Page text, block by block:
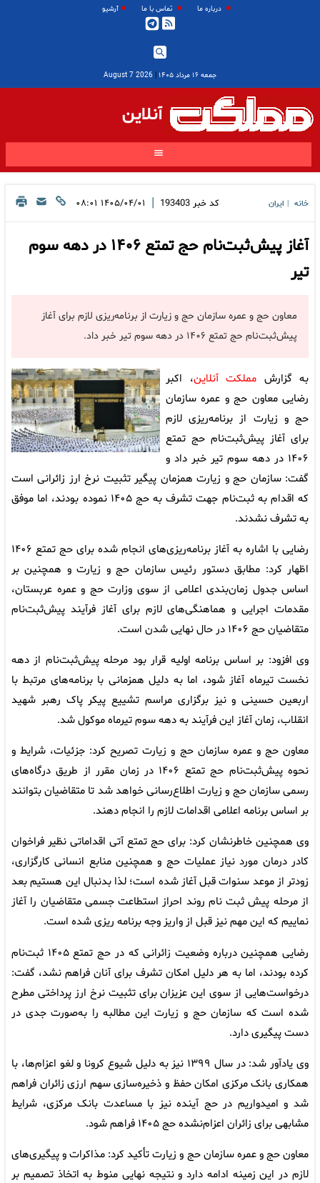
درباره ما تماس با ما آرشیو
جمعه ۱۶ مرداد ۱۴۰۵ |
2026 August 7
آنلاین
خانه ایران کد خبر 193403
| ۱۴۰۵/۰۴/۰۱ ۰۸:۰۱
آغاز پیش‌ثبت‌نام حج تمتع ۱۴۰۶ در دهه سوم
تیر
معاون حج و عمره سازمان حج و زیارت از برنامه‌ریزی لازم برای آغاز
پیش‌ثبت‌نام حج تمتع ۱۴۰۶ در دهه سوم تیر خبر داد.
به گزارش مملکت آنلاین، اکبر
رضایی معاون حج و عمره سازمان
حج و زیارت از برنامه‌ریزی لازم
برای آغاز پیش‌ثبت‌نام حج تمتع
۱۴۰۶ در دهه سوم تیر خبر داد و
گفت: سازمان حج و زیارت همزمان پیگیر تثبیت نرخ ارز زائرانی است
که اقدام به ثبت‌نام جهت تشرف به حج ۱۴۰۵ نموده بودند، اما موفق
به تشرف نشدند.
رضایی با اشاره به آغاز برنامه‌ریزی‌های انجام شده برای حج تمتع ۱۴۰۶
اظهار کرد: مطابق دستور رئیس سازمان حج و زیارت و همچنین بر
اساس جدول زمان‌بندی اعلامی از سوی وزارت حج و عمره عربستان،
مقدمات اجرایی و هماهنگی‌های لازم برای آغاز فرآیند پیش‌ثبت‌نام
متقاضیان حج ۱۴۰۶ در حال نهایی شدن است.
وی افزود: بر اساس برنامه اولیه قرار بود مرحله پیش‌ثبت‌نام از دهه
نخست تیرماه آغاز شود، اما به دلیل همزمانی با برنامه‌های مرتبط با
اربعین حسینی و نیز برگزاری مراسم تشییع پیکر پاک رهبر شهید
انقلاب، زمان آغاز این فرآیند به دهه سوم تیرماه موکول شد.
معاون حج و عمره سازمان حج و زیارت تصریح کرد: جزئیات، شرایط و
نحوه پیش‌ثبت‌نام حج تمتع ۱۴۰۶ در زمان مقرر از طریق درگاه‌های
رسمی سازمان حج و زیارت اطلاع‌رسانی خواهد شد تا متقاضیان بتوانند
بر اساس برنامه اعلامی اقدامات لازم را انجام دهند.
وی همچنین خاطرنشان کرد: برای حج تمتع آتی اقداماتی نظیر فراخوان
کادر درمان مورد نیاز عملیات حج و همچنین منابع انسانی کارگزاری،
زودتر از موعد سنوات قبل آغاز شده است؛ لذا بدنبال این هستیم بعد
از مرحله پیش ثبت نام روند احراز استطاعت جسمی متقاضیان را آغاز
نماییم که این مهم نیز قبل از واریز وجه برنامه ریزی شده است.
رضایی همچنین درباره وضعیت زائرانی که در حج تمتع ۱۴۰۵ ثبت‌نام
کرده بودند، اما به هر دلیل امکان تشرف برای آنان فراهم نشد، گفت:
درخواست‌هایی از سوی این عزیزان برای تثبیت نرخ ارز پرداختی مطرح
شده است که سازمان حج و زیارت این مطالبه را به‌صورت جدی در
دست پیگیری دارد.
وی یادآور شد: در سال ۱۳۹۹ نیز به دلیل شیوع کرونا و لغو اعزام‌ها، با
همکاری بانک مرکزی امکان حفظ و ذخیره‌سازی سهم ارزی زائران فراهم
شد و امیدواریم در حج آینده نیز با مساعدت بانک مرکزی، شرایط
مشابهی برای زائران اعزام‌نشده حج ۱۴۰۵ فراهم شود.
معاون حج و عمره سازمان حج و زیارت تأکید کرد: مذاکرات و پیگیری‌های
لازم در این زمینه ادامه دارد و نتیجه نهایی منوط به اتخاذ تصمیم بر